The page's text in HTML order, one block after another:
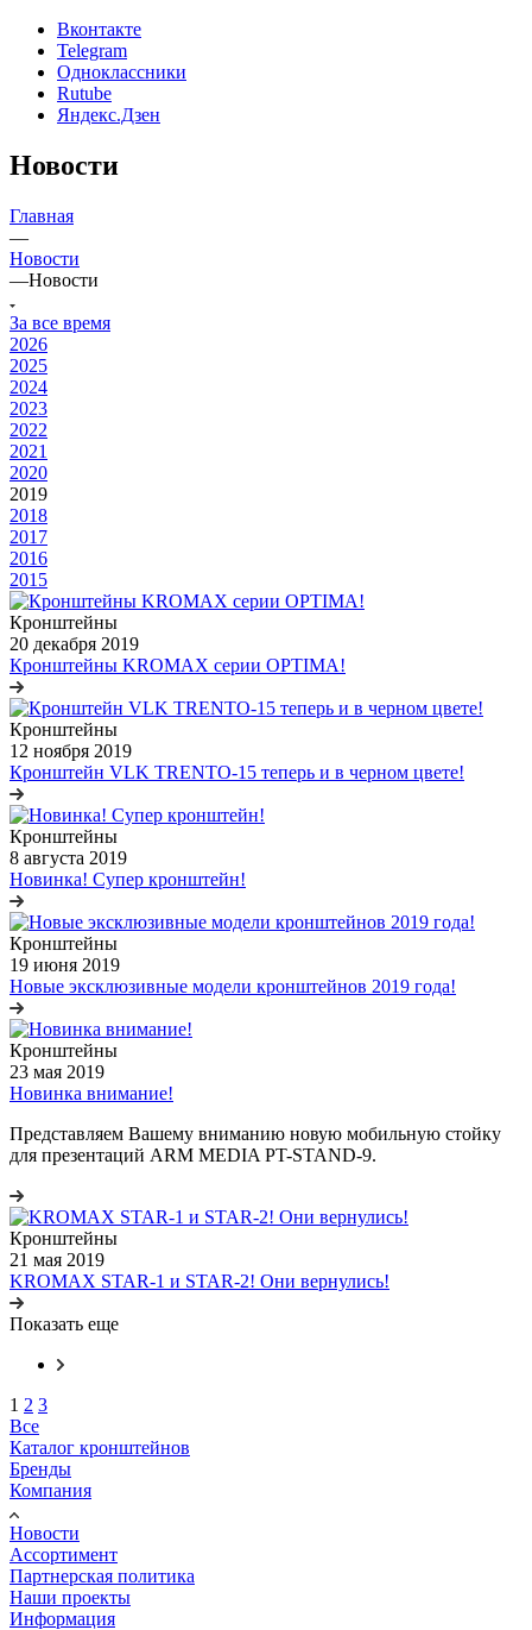
Вконтакте
Telegram
Одноклассники
Rutube
Яндекс.Дзен
Новости
Главная
—
Новости
—Новости
За все время
2026
2025
2024
2023
2022
2021
2020
2019
2018
2017
2016
2015
Кронштейны
20 декабря 2019
Кронштейны KROMAX серии OPTIMA!
Кронштейны
12 ноября 2019
Кронштейн VLK TRENTO-15 теперь и в черном цвете!
Кронштейны
8 августа 2019
Новинка! Супер кронштейн!
Кронштейны
19 июня 2019
Новые эксклюзивные модели кронштейнов 2019 года!
Кронштейны
23 мая 2019
Новинка внимание!
Представляем Вашему вниманию новую мобильную стойку
для презентаций ARM MEDIA PT-STAND-9.
Кронштейны
21 мая 2019
KROMAX STAR-1 и STAR-2! Они вернулись!
Показать еще
1 2 3
Все
Каталог кронштейнов
Бренды
Компания
Новости
Ассортимент
Партнерская политика
Наши проекты
Информация